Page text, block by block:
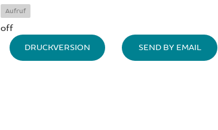
Aufruf
off
DRUCKVERSION SEND BY EMAIL